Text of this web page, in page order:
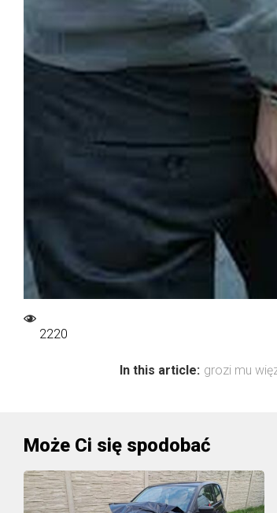
2220
In this article: grozi mu
Może Ci się spodobać